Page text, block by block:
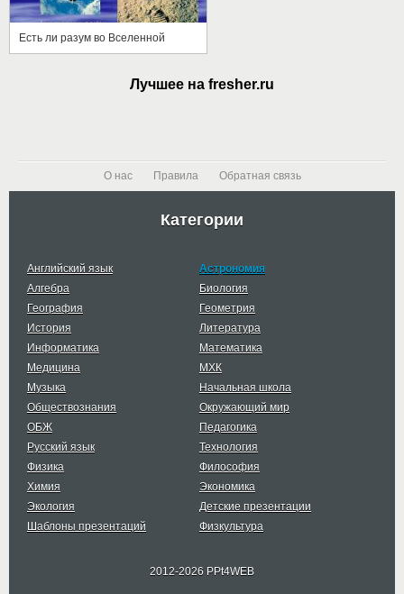
Есть ли разум во Вселенной
Лучшее на fresher.ru
О нас Правила Обратная связь
Категории
Английский язык
Астрономия
Алгебра
Биология
География
Геометрия
История
Литература
Информатика
Математика
Медицина
МХК
Музыка
Начальная школа
Обществознания
Окружающий мир
ОБЖ
Педагогика
Русский язык
Технология
Физика
Философия
Химия
Экономика
Экология
Детские презентации
Шаблоны презентаций
Физкультура
2012-2026 PPt4WEB